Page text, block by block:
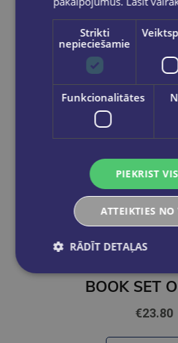
€23.80
Strikti
nepieciešamie
Funkcionalitātes
PIEKRIST
ATTEIKTIES NO
RĀDĪT DETAĻAS